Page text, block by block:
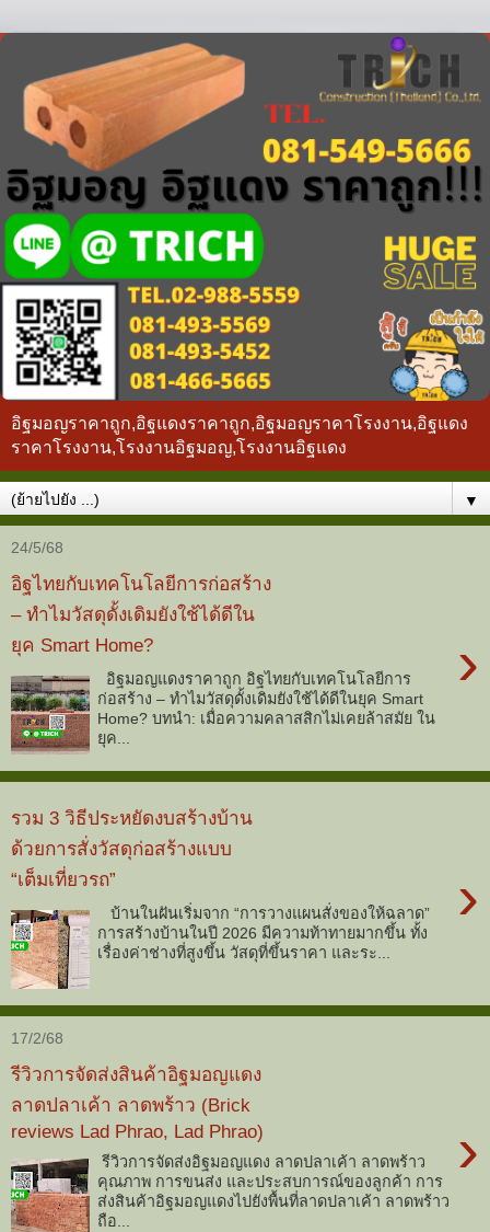
อิฐมอญราคาถูก,อิฐแดงราคาถูก,อิฐมอญราคาโรงงาน,อิฐแดง
ราคาโรงงาน,โรงงานอิฐมอญ,โรงงานอิฐแดง
▼
24/5/68
อิฐไทยกับเทคโนโลยีการก่อสร้าง
– ทำไมวัสดุดั้งเดิมยังใช้ได้ดีใน
ยุค Smart Home?
›
อิฐมอญแดงราคาถูก อิฐไทยกับเทคโนโลยีการ
ก่อสร้าง – ทำไมวัสดุดั้งเดิมยังใช้ได้ดีในยุค Smart
Home? บทนำ: เมื่อความคลาสสิกไม่เคยล้าสมัย ใน
ยุค...
รวม 3 วิธีประหยัดงบสร้างบ้าน
ด้วยการสั่งวัสดุก่อสร้างแบบ
“เต็มเที่ยวรถ”
›
บ้านในฝันเริ่มจาก “การวางแผนสั่งของให้ฉลาด”
การสร้างบ้านในปี 2026 มีความท้าทายมากขึ้น ทั้ง
เรื่องค่าช่างที่สูงขึ้น วัสดุที่ขึ้นราคา และระ...
17/2/68
รีวิวการจัดส่งสินค้าอิฐมอญแดง
ลาดปลาเค้า ลาดพร้าว (Brick
reviews Lad Phrao, Lad Phrao)
›
รีวิวการจัดส่งอิฐมอญแดง ลาดปลาเค้า ลาดพร้าว
คุณภาพ การขนส่ง และประสบการณ์ของลูกค้า การ
ส่งสินค้าอิฐมอญแดงไปยังพื้นที่ลาดปลาเค้า ลาดพร้าว
ถือ...